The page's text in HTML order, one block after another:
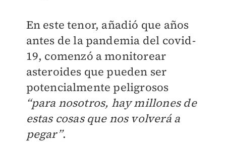
En este tenor, añadió que años
antes de la pandemia del covid-
19, comenzó a monitorear
asteroides que pueden ser
potencialmente peligrosos
“para nosotros, hay millones de
estas cosas que nos volverá a
pegar”.